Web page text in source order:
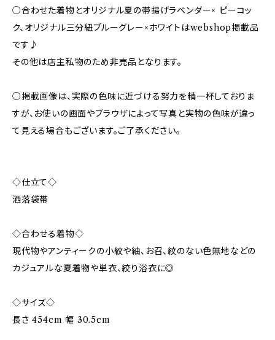
○合わせた着物とオリジナル夏の帯揚げラベンダー× ピーコッ
ク、オリジナル三分紐ブルーグレー×ホワイトはwebshop掲載品
です♪
その他は店主私物のため非売品となります。
○掲載画像は、実際の色味に近づける努力を精一杯しておりま
すが、お使いの画面やブラウザによって写真と実物の色味が違っ
て見える場合もございます。ご了承ください。
◇仕立て◇
洒落袋帯
◇合わせる着物◇
現代物やアンティークの小紋や紬、お召、紋のない色無地などの
カジュアルな夏着物や単衣、絞り浴衣に◎
◇サイズ◇
長さ 454cm 幅 30.5cm